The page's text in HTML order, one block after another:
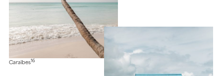
Caraïbes16